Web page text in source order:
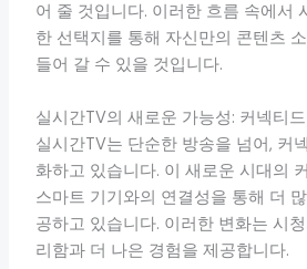
어 줄 것입니다. 이러한 흐름 속에서
한 선택지를 통해 자신만의 콘텐츠
들어 갈 수 있을 것입니다.
실시간TV의 새로운 가능성: 커넥티
실시간TV는 단순한 방송을 넘어, 커
화하고 있습니다. 이 새로운 시대의
스마트 기기와의 연결성을 통해 더
공하고 있습니다. 이러한 변화는 시
리함과 더 나은 경험을 제공합니다.